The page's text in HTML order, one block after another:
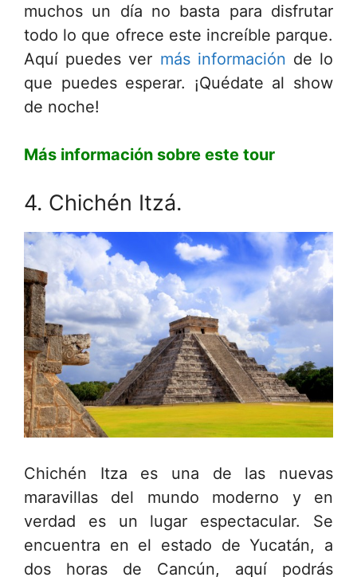
muchos un día no basta para disfrutar
todo lo que ofrece este increíble parque.
Aquí puedes ver más información de lo
que puedes esperar. ¡Quédate al show
de noche!
Más información sobre este tour
4. Chichén Itzá.
Chichén Itza es una de las nuevas
maravillas del mundo moderno y en
verdad es un lugar espectacular. Se
encuentra en el estado de Yucatán, a
dos horas de Cancún, aquí podrás